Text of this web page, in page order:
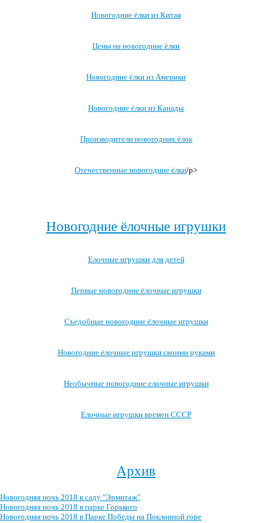
Новогодние ёлки из Китая
Цены на новогодние ёлки
Новогодние ёлки из Америки
Новогодние ёлки из Канады
Производители новогодних ёлок
Отечественные новогодние ёлки/p>
Новогодние ёлочные игрушки
Елочные игрушки для детей
Первые новогодние ёлочные игрушки
Съедобные новогодние ёлочные игрушки
Новогодние ёлочные игрушки своими руками
Необычные новогодние елочные игрушки
Елочные игрушки времен СССР
Архив
Новогодняя ночь 2018 в саду "Эрмитаж"
Новогодняя ночь 2018 в парке Горького
Новогодняя ночь 2018 в Парке Победы на Поклонной горе